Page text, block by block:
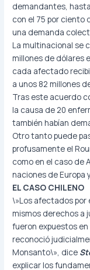
demandantes,
con el 75 por ciento
una demanda
La multinacional se
millones de dólares
cada afectado
a unos 82 millones
Tras este acuerdo
la causa de 20
también habían
Otro tanto puede
profusamente el
como en el caso de
naciones de Europa
EL CASO CHILENO
\»Los afectados por
mismos derechos a
fueron expuestos
reconoció
Monsanto\», dice
explicar los